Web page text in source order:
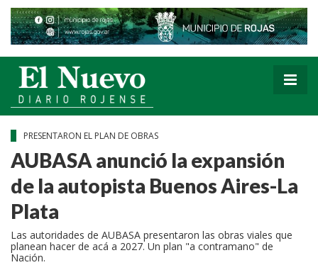
PRESENTARON EL PLAN DE OBRAS
AUBASA anunció la expansión
de la autopista Buenos Aires-La
Plata
Las autoridades de AUBASA presentaron las obras viales que
planean hacer de acá a 2027. Un plan "a contramano" de
Nación.